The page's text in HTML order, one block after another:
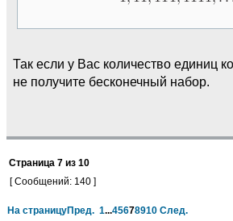
Так если у Вас количество единиц
не получите бесконечный набор.
Страница 7 из 10
[ Сообщений: 140 ]
На страницуПред. 1...45678910 След.